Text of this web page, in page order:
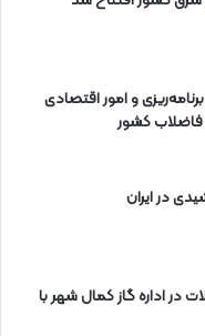
و امور اقتصادی
کشور
در ایران
در اداره گاز کمال شهر با